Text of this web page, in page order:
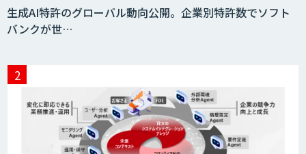
imprai ezCheck
miibo
生成AI特許のグローバル動向公開。企業別特許数でソフト
バンクが世…